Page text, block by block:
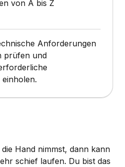
von A bis Z
Anforderungen
prüfen und
einholen.
Hand nimmst, dann kann
schief laufen. Du bist das